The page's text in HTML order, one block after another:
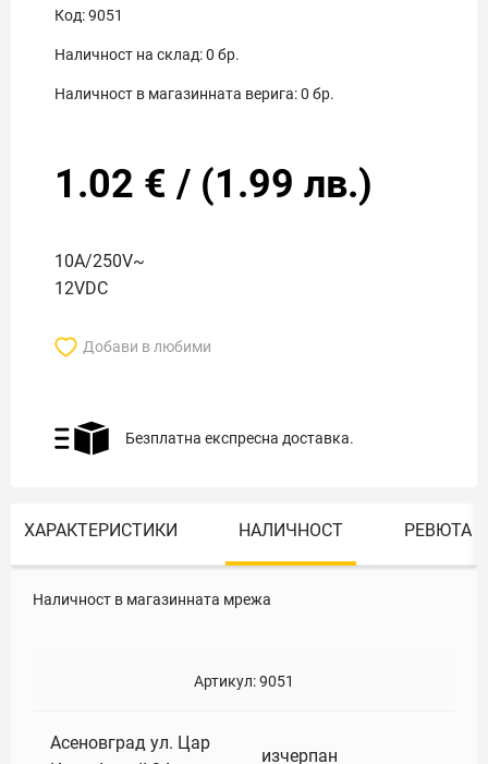
Код:9051
Наличност на склад:0 бр.
Наличност в магазинната верига:0 бр.
1.02 € / (1.99 лв.)
10A/250V~
12VDC
Добави в любими
Безплатна експресна доставка.
ХАРАКТЕРИСТИКИ НАЛИЧНОСТ РЕВЮТА
Наличност в магазинната мрежа
Артикул:9051
Асеновград ул. Цар
изчерпан